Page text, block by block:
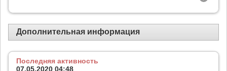
Дополнительная информация
Последняя активность
07.05.2020 04:48